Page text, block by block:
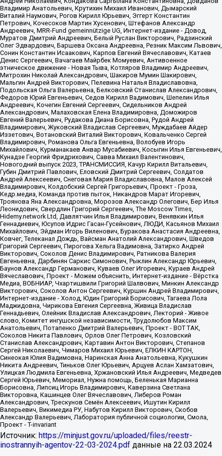
Источник: https://minjust.gov.ru/uploaded/files/reestr-
inostrannyih-agentov-22-03-2024.pdf данные на 22.03.2024